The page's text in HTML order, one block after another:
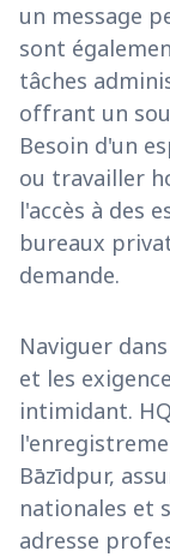
un message
sont
tâches
offrant un
Besoin d'un
ou travailler
l'accès à des
bureaux
demande.
Naviguer
et les
intimidant.
Bāzīdpur,
nationales et
adresse